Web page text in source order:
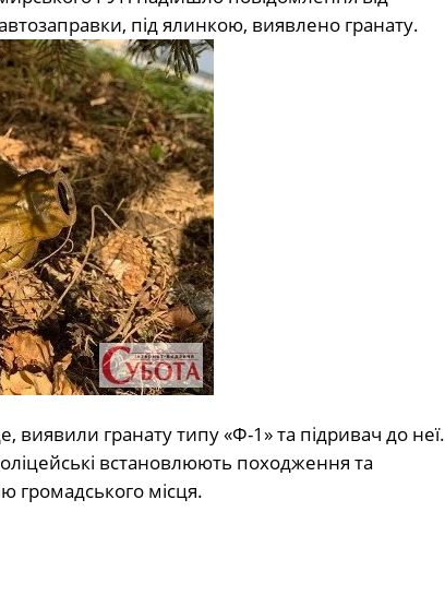
під ялинкою, виявлено гранату.
виявили гранату типу «Ф-1» та підривач до неї.
встановлюють походження та
громадського місця.